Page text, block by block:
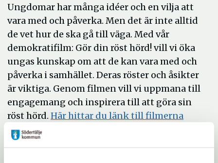
Ungdomar har många idéer och en vilja att
vara med och påverka. Men det är inte alltid
de vet hur de ska gå till väga. Med vår
demokratifilm: Gör din röst hörd! vill vi öka
ungas kunskap om att de kan vara med och
påverka i samhället. Deras röster och åsikter
är viktiga. Genom filmen vill vi uppmana till
engagemang och inspirera till att göra sin
röst hörd. Här hittar du länk till filmerna
Påverka på olika sätt